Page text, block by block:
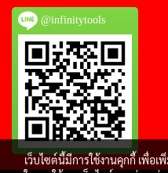
@infinitytools
เว็บไซต์นี้มีการใช้งานคุกกี้ เพื่อ